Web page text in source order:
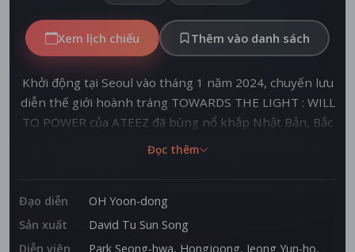
Xem lịch chiếu Thêm vào danh sách
Khởi động tại Seoul vào tháng 1 năm 2024, chuyến lưu
diễn thế giới hoành tráng TOWARDS THE LIGHT : WILL
TO POWER của ATEEZ đã bùng nổ khắp Nhật Bản, Bắc
Mỹ, Châu Âu và nhiều nơi khác với nguồn năng lượng
không thể ngăn cản. Giờ đây, chương mở màn đầy
rộng. Từ những màn trình diễn bùng nổ với loạt hit
đình đám như "WONDERLAND (Symphony No.9 “From
The Wonderland”)", "Crazy Form", "Say My Name", và
Đọc thêm
Đạo diễn
OH Yoon-dong
Sản xuất
David Tu Sun Song
Diễn viên
Park Seong-hwa, Hongjoong, Jeong Yun-ho,